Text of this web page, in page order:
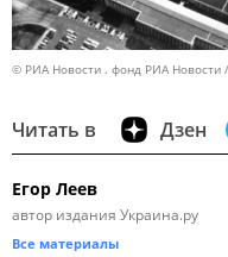
© РИА Новости . фонд РИА Новости
Читать в Дзен
Егор Леев
автор издания Украина.ру
Все материалы